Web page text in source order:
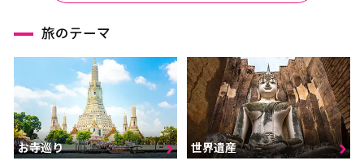
旅のテーマ
お寺巡り 世界遺産